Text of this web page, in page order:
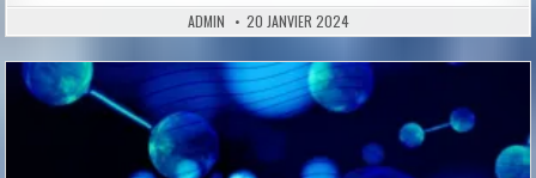
ADMIN 20 JANVIER 2024
Posted
in